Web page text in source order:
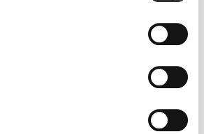
en machine avec tes vêtements
DU